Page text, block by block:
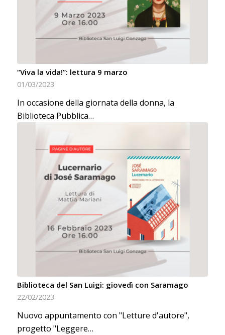
“Viva la vida!”: lettura 9 marzo
01/03/2023
In occasione della giornata della donna, la
Biblioteca Pubblica…
Biblioteca del San Luigi: giovedì con Saramago
22/02/2023
Nuovo appuntamento con "Letture d'autore",
progetto "Leggere…